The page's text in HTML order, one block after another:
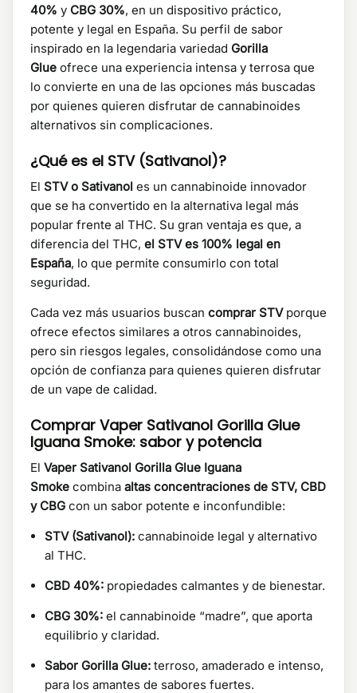
40% y CBG 30%, en un dispositivo práctico,
potente y legal en España. Su perfil de sabor
inspirado en la legendaria variedad Gorilla
Glue ofrece una experiencia intensa y terrosa que
lo convierte en una de las opciones más buscadas
por quienes quieren disfrutar de cannabinoides
alternativos sin complicaciones.
¿Qué es el STV (Sativanol)?
El STV o Sativanol es un cannabinoide innovador
que se ha convertido en la alternativa legal más
popular frente al THC. Su gran ventaja es que, a
diferencia del THC, el STV es 100% legal en
España, lo que permite consumirlo con total
seguridad.
Cada vez más usuarios buscan comprar STVporque
ofrece efectos similares a otros cannabinoides,
pero sin riesgos legales, consolidándose como una
opción de confianza para quienes quieren disfrutar
de un vape de calidad.
Comprar Vaper Sativanol Gorilla Glue
Iguana Smoke: sabor y potencia
El Vaper Sativanol Gorilla Glue Iguana
Smoke combina altas concentraciones de STV, CBD
y CBG con un sabor potente e inconfundible:
STV (Sativanol): cannabinoide legal y alternativo
al THC.
CBD 40%: propiedades calmantes y de bienestar.
CBG 30%: el cannabinoide “madre”, que aporta
equilibrio y claridad.
Sabor Gorilla Glue: terroso, amaderado e intenso,
para los amantes de sabores fuertes.